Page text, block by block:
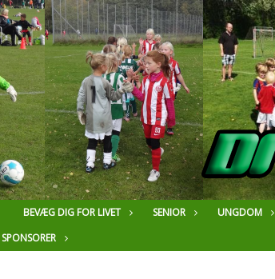
BEVÆG DIG FOR LIVET SENIOR UNGDOM
SPONSORER